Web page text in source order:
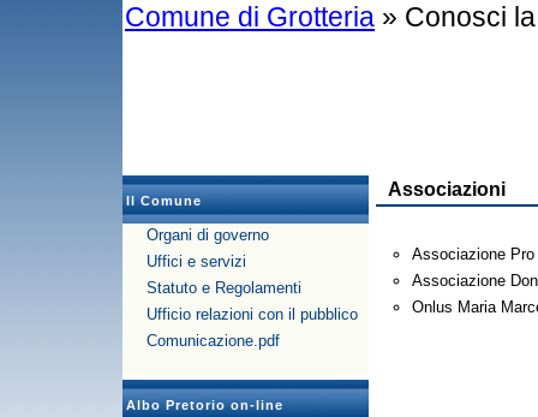
ORARIO CIMITERO
Portale Trasparenza - Gestione
Comune di Grotteria » Conosci
Il Comune
Organi di governo
Uffici e servizi
Statuto e Regolamenti
Ufficio relazioni con il pubblico
Comunicazione.pdf
Albo Pretorio on-line
Associazioni
Associazione Pro
Associazione
Onlus Maria